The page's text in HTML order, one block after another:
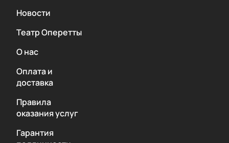
Новости
Театр Оперетты
О нас
Оплата и
доставка
Правила
оказания услуг
Гарантия